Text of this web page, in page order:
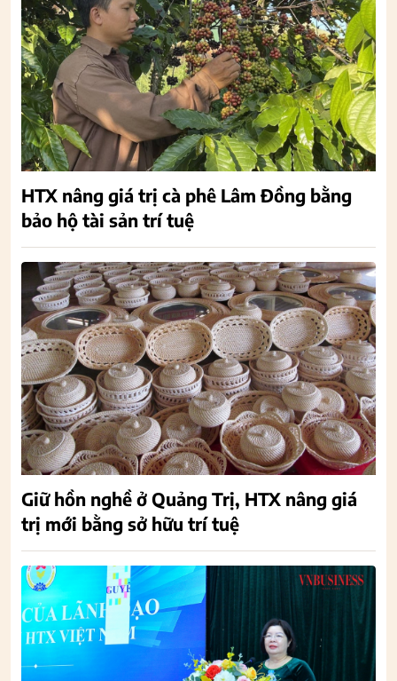
HTX nâng giá trị cà phê Lâm Đồng bằng
bảo hộ tài sản trí tuệ
Giữ hồn nghề ở Quảng Trị, HTX nâng giá
trị mới bằng sở hữu trí tuệ